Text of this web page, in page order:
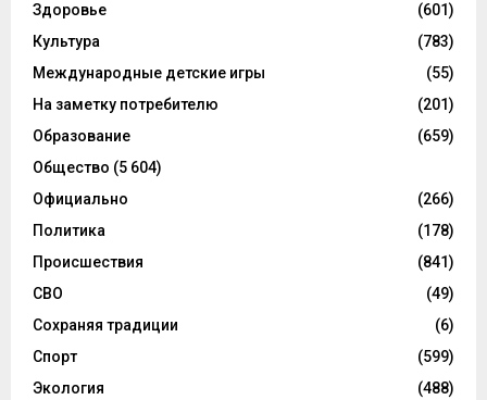
Здоровье
(601)
Культура
(783)
Международные детские игры
(55)
На заметку потребителю
(201)
Образование
(659)
Общество (5 604)
Официально
(266)
Политика
(178)
Происшествия
(841)
СВО
(49)
Сохраняя традиции
(6)
Спорт
(599)
Экология
(488)